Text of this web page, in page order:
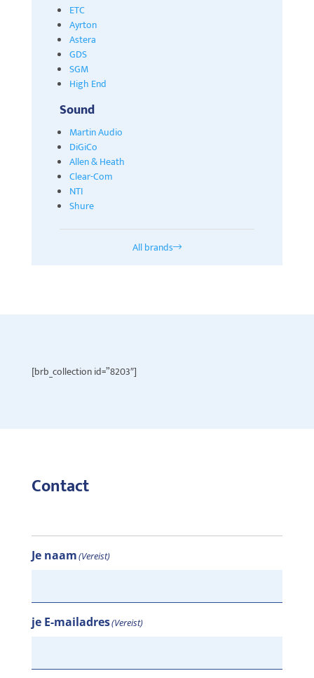
ETC
Ayrton
Astera
GDS
SGM
High End
Sound
Martin Audio
DiGiCo
Allen & Heath
Clear-Com
NTI
Shure
All brands
[brb_collection id=”8203″]
Contact
Je naam(Vereist)
je E-mailadres(Vereist)